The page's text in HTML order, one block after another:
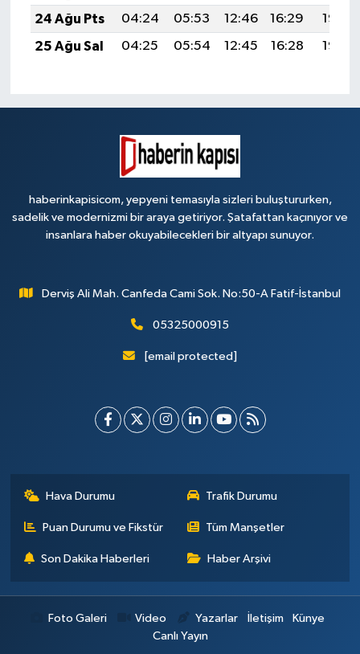
24 Ağu Pts
04:24 05:53 12:46 16:29
19:28
25 Ağu Sal
04:25 05:54 12:45 16:28 19:27
haberinkapisicom, yepyeni temasıyla sizleri buluştururken,
sadelik ve modernizmi bir araya getiriyor. Şatafattan kaçınıyor ve
insanlara haber okuyabilecekleri bir altyapı sunuyor.
Derviş Ali Mah. Canfeda Cami Sok. No:50-A Fatif-İstanbul
05325000915
[email protected]
Hava Durumu Trafik Durumu
Puan Durumu ve Fikstür Tüm Manşetler
Son Dakika Haberleri Haber Arşivi
Foto Galeri Video Yazarlar İletişim
Künye
Canlı Yayın